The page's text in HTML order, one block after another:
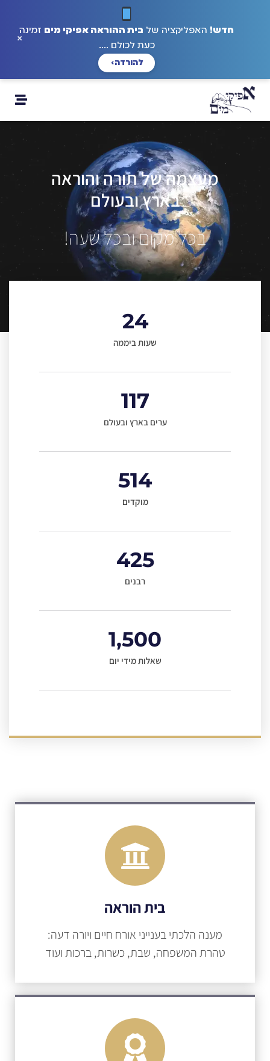
חדש! האפליקציה של בית ההוראה אפיקי מים זמינה
כעת לכולם ....
להורדה›
×
מעצמה של תורה והוראה
בארץ ובעולם
בכל מקום ובכל שעה!
שעות ביממה
24
ערים בארץ ובעולם
117
מוקדים
514
רבנים
425
שאלות מידי יום
1,500
בית הוראה
מענה הלכתי בענייני אורח חיים ויורה דעה:
טהרת המשפחה, שבת, כשרות, ברכות ועוד